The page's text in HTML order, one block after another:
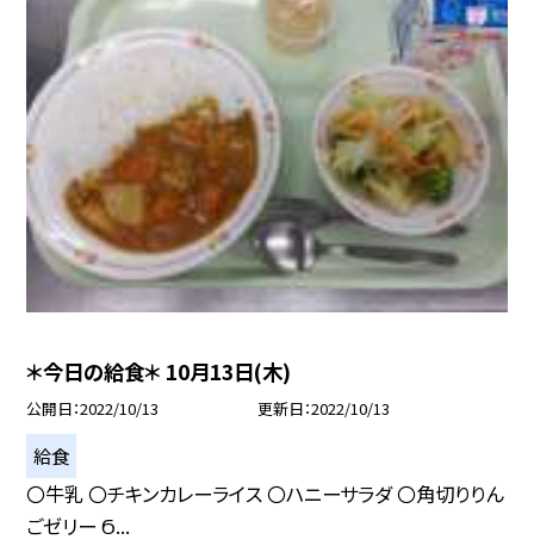
＊今日の給食＊ 10月13日(木)
公開日 2022/10/13 更新日 2022/10/13
給食
〇牛乳 〇チキンカレーライス 〇ハニーサラダ 〇角切りりん
ごゼリー Ϭ...